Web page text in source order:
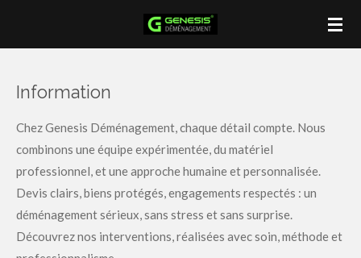
principal
Information
Chez Genesis Déménagement, chaque détail compte. Nous
combinons une équipe expérimentée, du matériel
professionnel, et une approche humaine et personnalisée.
Devis clairs, biens protégés, engagements respectés : un
déménagement sérieux, sans stress et sans surprise.
Découvrez nos interventions, réalisées avec soin, méthode et